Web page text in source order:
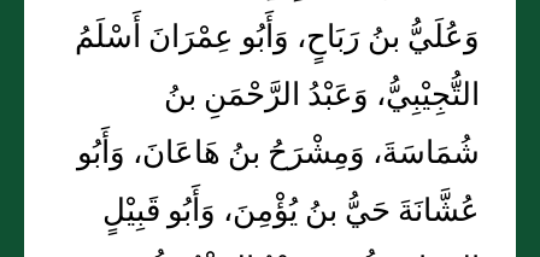
وَعُلَيُّ بنُ رَبَاحٍ، وَأَبُو عِمْرَانَ أَسْلَمُ
التُّجِيْبِيُّ، وَعَبْدُ الرَّحْمَنِ بنُ
شُمَاسَةَ، وَمِشْرَحُ بنُ هَاعَانَ، وَأَبُو
عُشَّانَةَ حَيُّ بنُ يُؤْمِنَ، وَأَبُو قَبِيْلٍ